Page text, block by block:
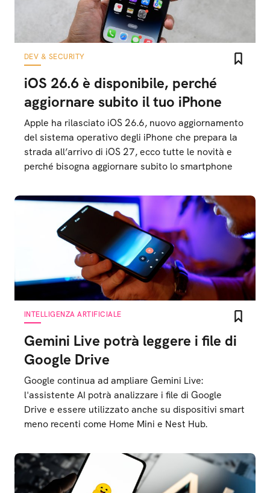
DEV & SECURITY
iOS 26.6 è disponibile, perché
aggiornare subito il tuo iPhone
Apple ha rilasciato iOS 26.6, nuovo aggiornamento
del sistema operativo degli iPhone che prepara la
strada all’arrivo di iOS 27, ecco tutte le novità e
perché bisogna aggiornare subito lo smartphone
INTELLIGENZA ARTIFICIALE
Gemini Live potrà leggere i file di
Google Drive
Google continua ad ampliare Gemini Live:
l'assistente AI potrà analizzare i file di Google
Drive e essere utilizzato anche su dispositivi smart
meno recenti come Home Mini e Nest Hub.